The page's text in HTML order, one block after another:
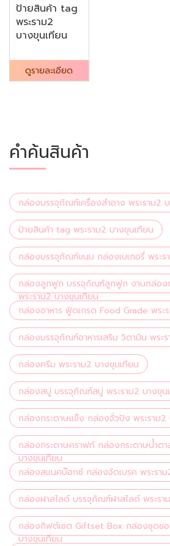
ป้ายสินค้า tag
พระราม2
บางขุนเทียน
ดูรายละเอียด
คำค้นสินค้า
กล่องบรรจุภัณฑ์เครื่องสำอาง พระราม2
ป้ายสินค้า tag พระราม2 บางขุนเทียน
กล่องบรรจุภัณฑ์ขนม กล่องเบเกอรี่ พระร
กล่องลูกฟูก บรรจุภัณฑ์ลูกฟูก งานกล่อง
พระราม2 บางขุนเทียน
กล่องอาหาร ฟู้ดเกรด Food Grade พระ
กล่องบรรจุภัณฑ์อาหารเสริม วิตามิน พระ
กล่องครีม พระราม2 บางขุนเทียน
กล่องสบู่ บรรจุภัณฑ์สบู่ พระราม2 บางขุน
กล่องกระดาษแข็ง กล่องจั่วปัง พระราม2
กล่องกระดาษคราฟท์ กล่องกระดาษน้ำตา
บางขุนเทียน
กล่องสแนคบ๊อกซ์ กล่องจัดเบรค พระราม
กล่องฝาสไลด์ บรรจุภัณฑ์ฝาสไลด์ พระรา
กล่องกิฟต์เซต Giftset Box กล่องชุดข
บางขุนเทียน